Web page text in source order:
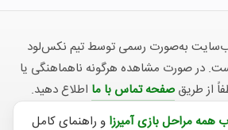
به‌صورت رسمی توسط تیم نکس‌لود
در صورت مشاهده هرگونه ناهماهنگی یا
از طریقصفحه تماس با ما اطلاع دهید.
همه مراحل بازی آمیرزا و راهنمای کامل